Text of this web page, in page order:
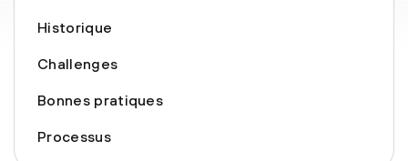
Historique
Challenges
Bonnes pratiques
Processus